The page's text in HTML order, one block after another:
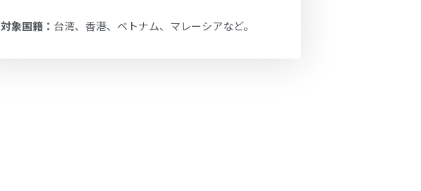
対象国籍： 台湾、香港、ベトナム、マレーシアなど。